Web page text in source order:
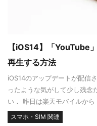
【iOS14】「YouTube
再生する方法
iOS14のアップデートが配信
ったような気がして少し残念
い． 昨日は楽天モバイルか
スマホ・SIM 関連